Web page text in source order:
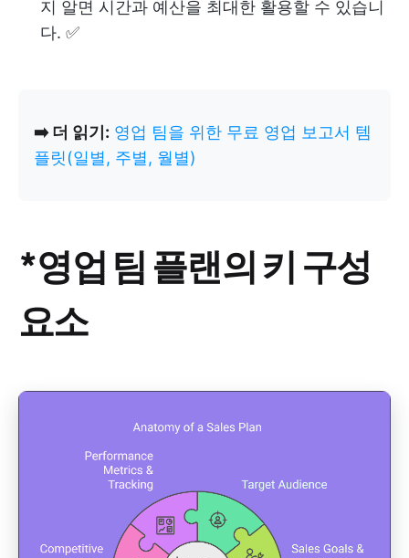
지 알면 시간과 예산을 최대한 활용할 수 있습니
다. ✅
➡️ 더 읽기: 영업 팀을 위한 무료 영업 보고서 템
플릿(일별, 주별, 월별)
*영업 팀 플랜의 키 구성
요소